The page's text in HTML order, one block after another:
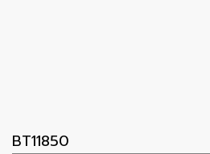
BT11850